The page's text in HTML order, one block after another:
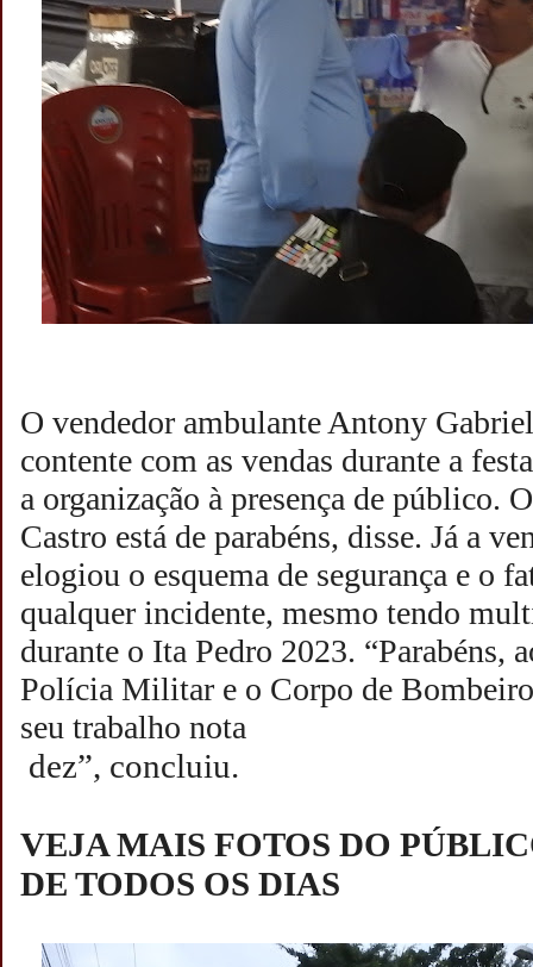
O vendedor ambulante Antony
contente com as vendas durante a
a organização à presença de público.
Castro está de parabéns, disse. Já a
elogiou o esquema de segurança e o
qualquer incidente, mesmo tendo
durante o Ita Pedro 2023. “Parabéns,
Polícia Militar e o Corpo de
seu trabalho nota
dez”, concluiu.
VEJA MAIS FOTOS DO
DE TODOS OS DIAS